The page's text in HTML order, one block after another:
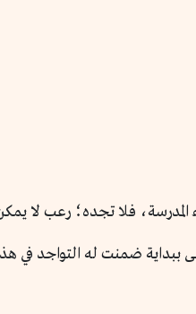
فلا تجده؛ رعب لا
ببداية ضمنت له التواجد في